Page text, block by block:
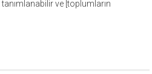
ve [toplumların